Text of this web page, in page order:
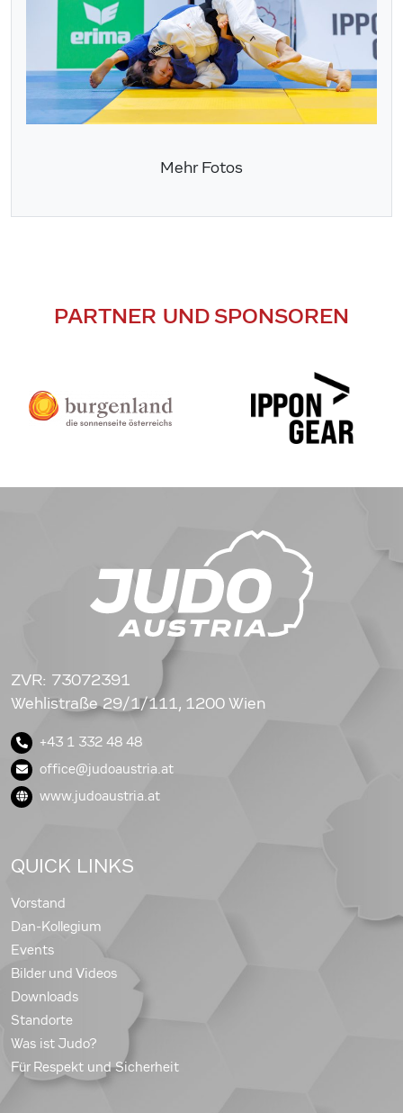
Mehr Fotos
PARTNER UND SPONSOREN
ZVR: 73072391
Wehlistraße 29/1/111, 1200 Wien
+43 1 332 48 48
office@judoaustria.at
www.judoaustria.at
QUICK LINKS
Vorstand
Dan-Kollegium
Events
Bilder und Videos
Downloads
Standorte
Was ist Judo?
Für Respekt und Sicherheit